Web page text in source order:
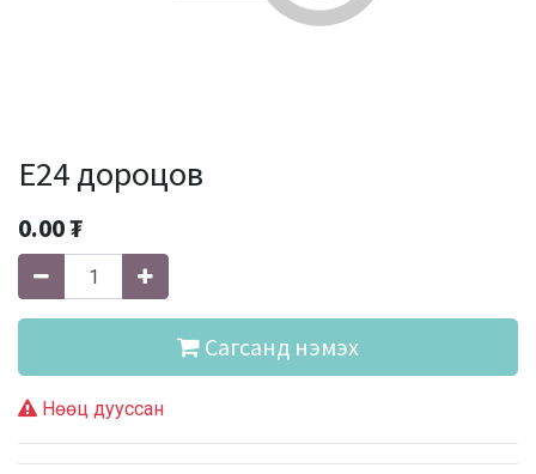
E24 дороцов
0.00₮
Сагсанд нэмэх
Нөөц дууссан